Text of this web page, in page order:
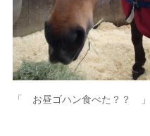
「 お昼ゴハン食べた？？